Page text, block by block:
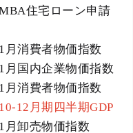
住宅ローン申請
月消費者物価指数
月国内企業物価指数
月消費者物価指数
12月期四半期GDP
月卸売物価指数